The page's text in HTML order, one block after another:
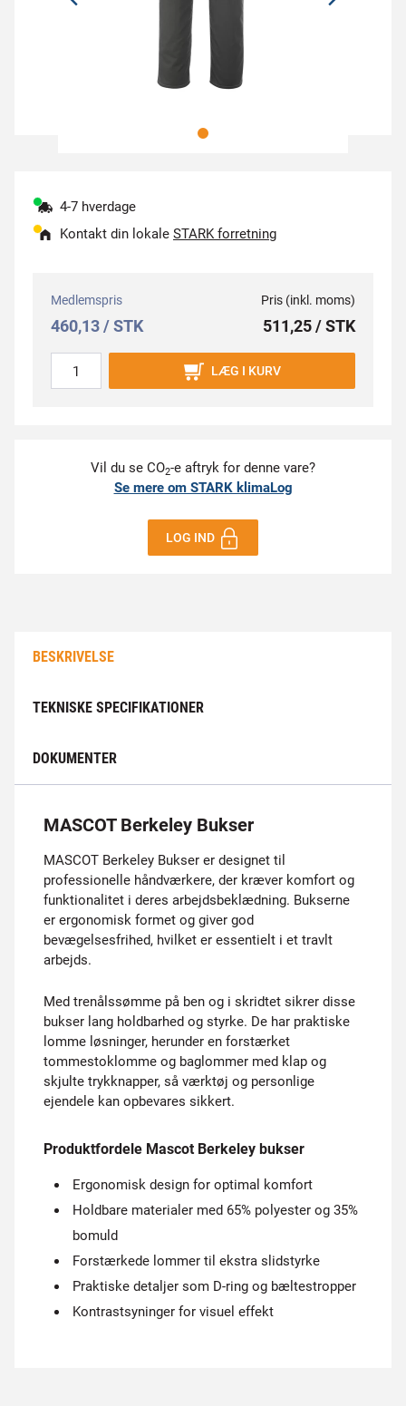
4-7 hverdage
Kontakt din lokale STARK forretning
Medlemspris
460,13 / STK
Pris (inkl. moms)
511,25 / STK
LÆG I KURV
Vil du se CO2-e aftryk for denne vare?
Se mere om STARK klimaLog
LOG IND
BESKRIVELSE
TEKNISKE SPECIFIKATIONER
DOKUMENTER
MASCOT Berkeley Bukser
MASCOT Berkeley Bukser er designet til
professionelle håndværkere, der kræver komfort og
funktionalitet i deres arbejdsbeklædning. Bukserne
er ergonomisk formet og giver god
bevægelsesfrihed, hvilket er essentielt i et travlt
arbejds.
Med trenålssømme på ben og i skridtet sikrer disse
bukser lang holdbarhed og styrke. De har praktiske
lomme løsninger, herunder en forstærket
tommestoklomme og baglommer med klap og
skjulte trykknapper, så værktøj og personlige
ejendele kan opbevares sikkert.
Produktfordele Mascot Berkeley bukser
Ergonomisk design for optimal komfort
Holdbare materialer med 65% polyester og 35%
bomuld
Forstærkede lommer til ekstra slidstyrke
Praktiske detaljer som D-ring og bæltestropper
Kontrastsyninger for visuel effekt